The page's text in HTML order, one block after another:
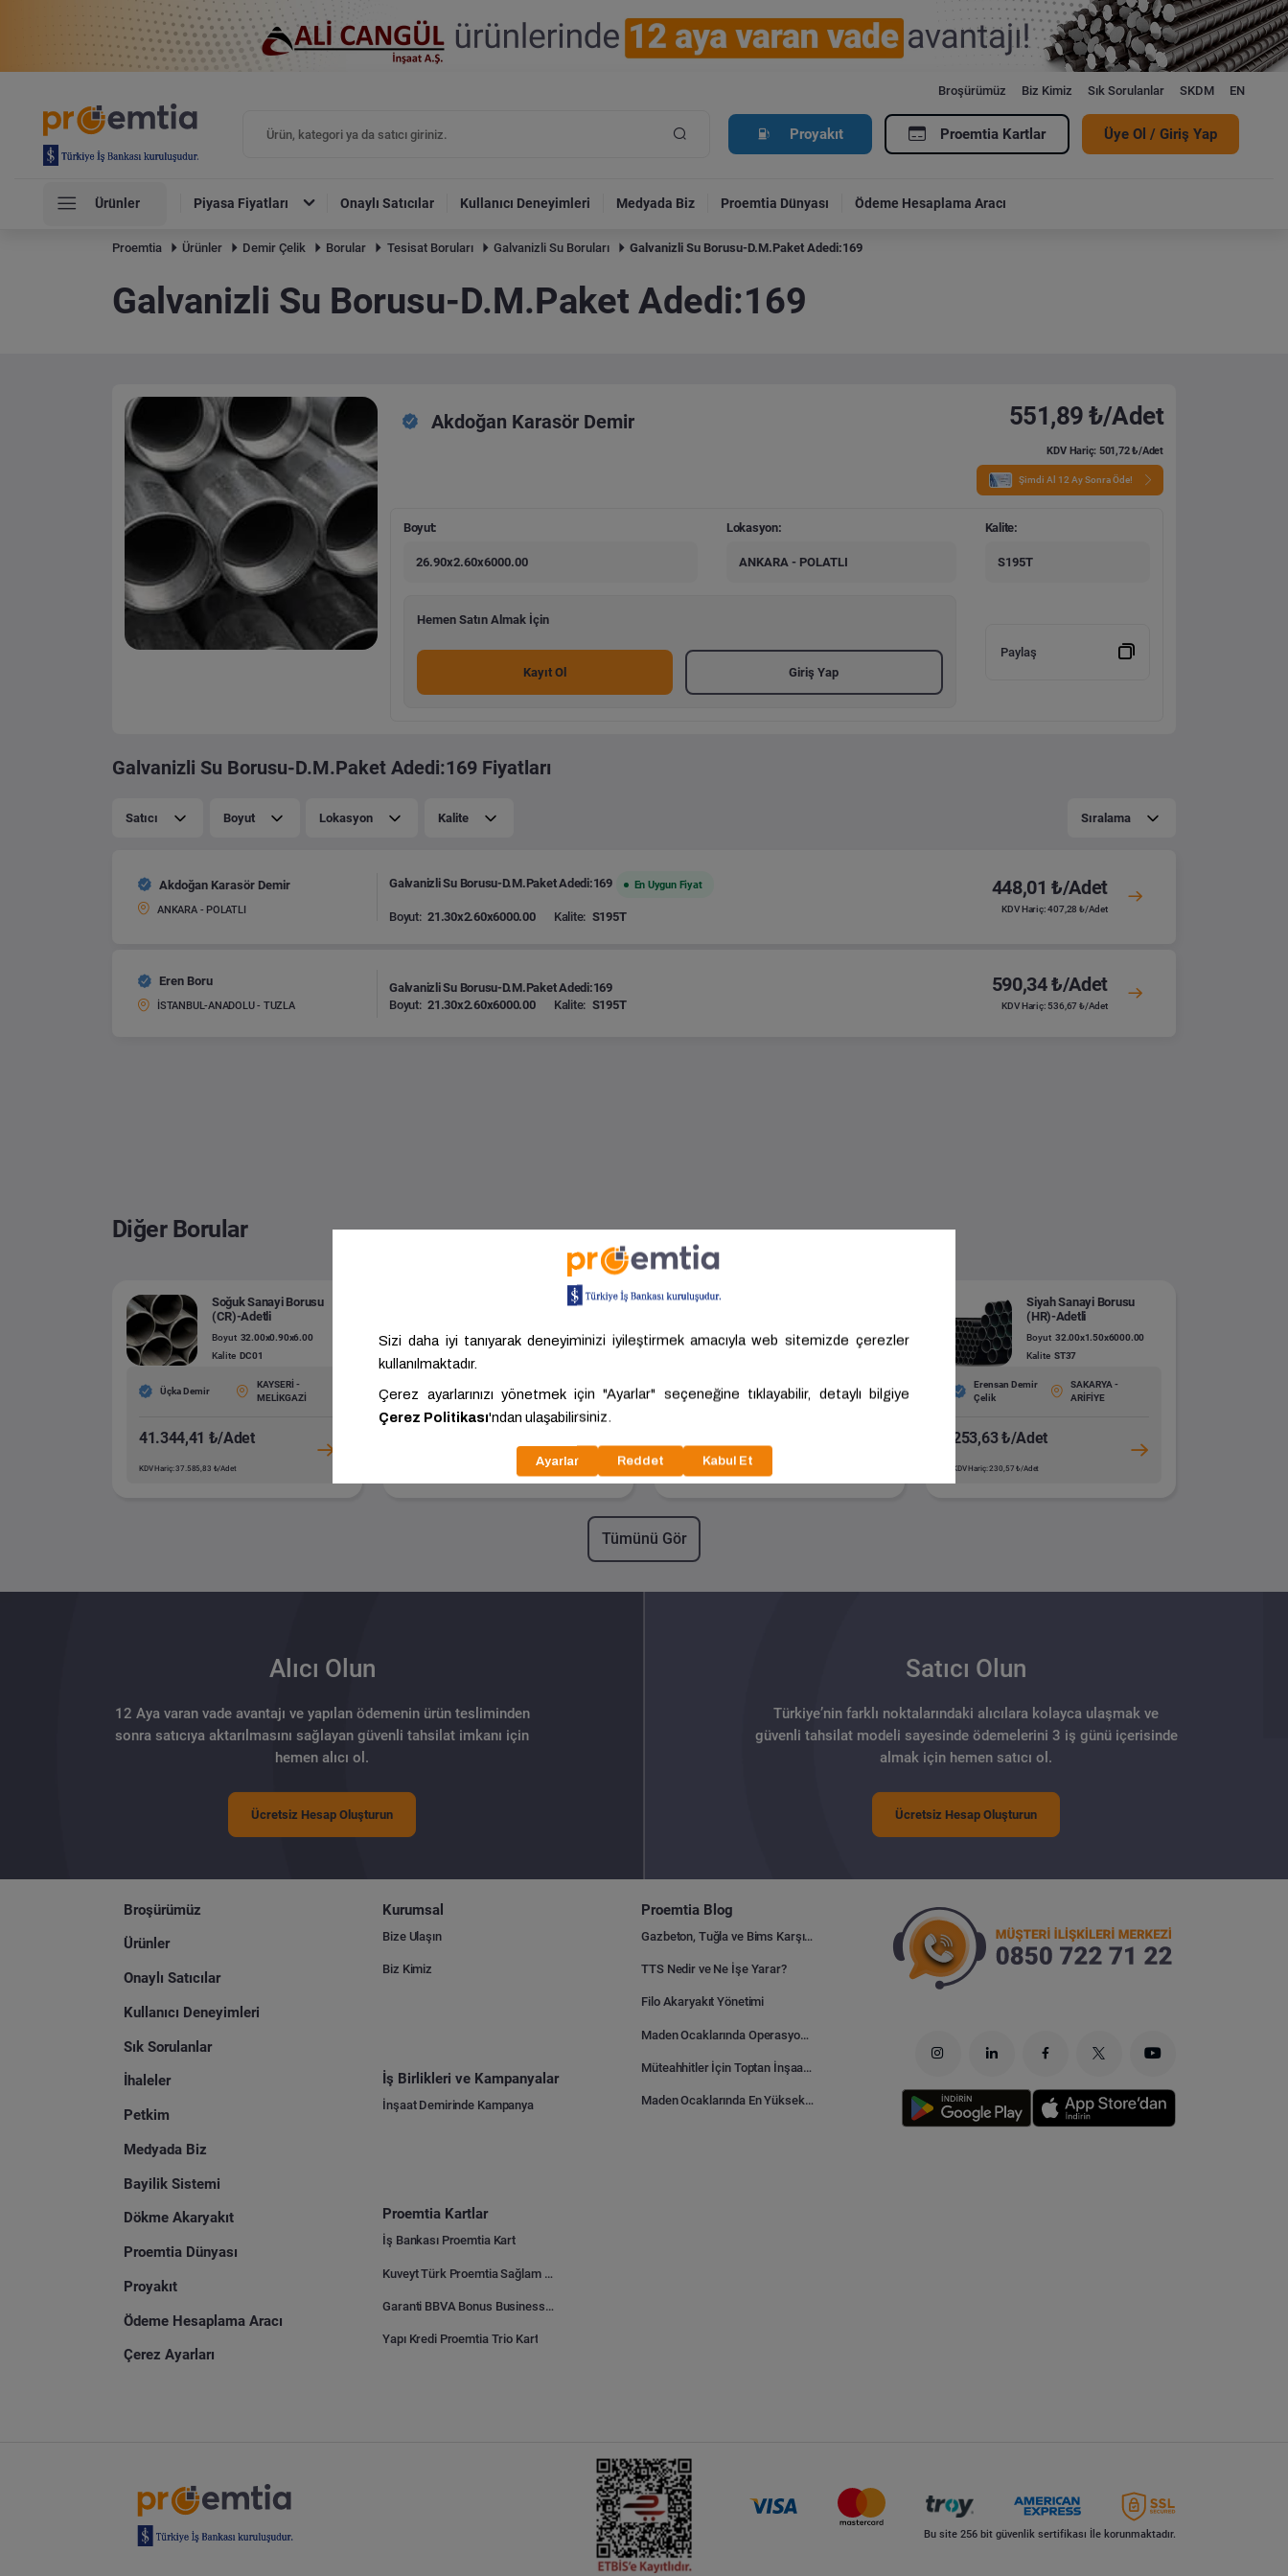
Broşürümüz Biz Kimiz Sık Sorulanlar SKDM EN
Proyakıt Proemtia Kartlar Üye Ol / Giriş Yap
Ürünler Piyasa Fiyatları Onaylı Satıcılar Kullanıcı Deneyimleri Medyada Biz Proemtia Dünyası Ödeme Hesaplama Aracı
Proemtia Ürünler Demir Çelik Borular Tesisat Boruları Galvanizli Su Boruları Galvanizli Su Borusu-D.M.Paket Adedi:169
Galvanizli Su Borusu-D.M.Paket Adedi:169
Akdoğan Karasör Demir 551,89 ₺/Adet
KDV Hariç: 501,72 ₺/Adet
Şimdi Al 12 Ay Sonra Öde!
Boyut:
26.90x2.60x6000.00
Lokasyon:
ANKARA - POLATLI
Kalite:
S195T
Hemen Satın Almak İçin
Kayıt Ol Giriş Yap
Paylaş
Galvanizli Su Borusu-D.M.Paket Adedi:169 Fiyatları
Satıcı Boyut Lokasyon Kalite Sıralama
Akdoğan Karasör Demir
ANKARA - POLATLI
Galvanizli Su Borusu-D.M.Paket Adedi:169 En Uygun Fiyat
Boyut: 21.30x2.60x6000.00 Kalite: S195T
448,01 ₺/Adet
KDV Hariç: 407,28 ₺/Adet
Eren Boru
İSTANBUL-ANADOLU - TUZLA
Galvanizli Su Borusu-D.M.Paket Adedi:169
Boyut: 21.30x2.60x6000.00 Kalite: S195T
590,34 ₺/Adet
KDV Hariç: 536,67 ₺/Adet
Diğer Borular
Soğuk Sanayi Borusu
(CR)-Adetli
Boyut 32.00x0.90x6.00
Kalite DC01
Üçka Demir
KAYSERİ -
MELİKGAZİ
41.344,41 ₺/Adet
KDV Hariç: 37.585,83 ₺/Adet
Boyalı Sanayi Borusu -
Boyut 60.00x3.00x6000.00
Karasör Demir
POLATLI
Boyut 21.00x2.00x6000.00
Karasör Demir
POLATLI
KDV Hariç: 214,44 ₺/Adet
Siyah Sanayi Borusu
(HR)-Adetli
Boyut 32.00x1.50x6000.00
Kalite ST37
Erensan Demir
Çelik
SAKARYA -
ARİFİYE
253,63 ₺/Adet
KDV Hariç: 230,57 ₺/Adet
Tümünü Gör
Alıcı Olun
12 Aya varan vade avantajı ve yapılan ödemenin ürün tesliminden
sonra satıcıya aktarılmasını sağlayan güvenli tahsilat imkanı için
hemen alıcı ol.
Ücretsiz Hesap Oluşturun
Satıcı Olun
Türkiye’nin farklı noktalarındaki alıcılara kolayca ulaşmak ve
güvenli tahsilat modeli sayesinde ödemelerini 3 iş günü içerisinde
almak için hemen satıcı ol.
Ücretsiz Hesap Oluşturun
Broşürümüz
Ürünler
Onaylı Satıcılar
Kullanıcı Deneyimleri
Sık Sorulanlar
İhaleler
Petkim
Medyada Biz
Bayilik Sistemi
Dökme Akaryakıt
Proemtia Dünyası
Proyakıt
Ödeme Hesaplama Aracı
Çerez Ayarları
Kurumsal
Bize Ulaşın
Biz Kimiz
İş Birlikleri ve Kampanyalar
İnşaat Demirinde Kampanya
Proemtia Kartlar
İş Bankası Proemtia Kart
Kuveyt Türk Proemtia Sağlam Bayi Kart
Garanti BBVA Bonus Business Proemtia Bayi Kart
Yapı Kredi Proemtia Trio Kart
Proemtia Blog
Gazbeton, Tuğla ve Bims Karşılaştırması: Hangisi Daha Avantajlı?
TTS Nedir ve Ne İşe Yarar?
Filo Akaryakıt Yönetimi
Maden Ocaklarında Operasyonel Verimlilik Nasıl Arttırılır?
Müteahhitler İçin Toptan İnşaat Malzemesi Satın Alma Rehberi
Maden Ocaklarında En Yüksek Gider Kalemleri Nelerdir?
Bu site 256 bit güvenlik sertifikası İle korunmaktadır.